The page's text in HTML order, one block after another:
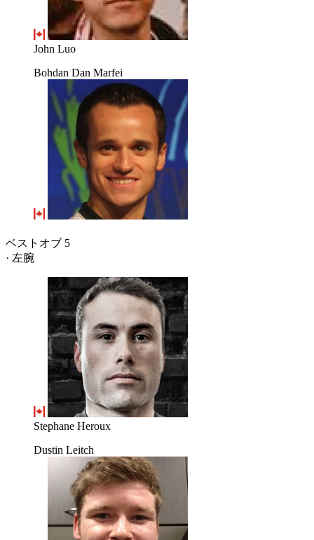
John Luo
Bohdan Dan Marfei
ベストオブ 5
· 左腕
Stephane Heroux
Dustin Leitch